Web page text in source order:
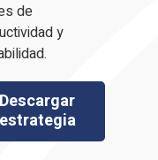
de
y
Descargar
estrategia